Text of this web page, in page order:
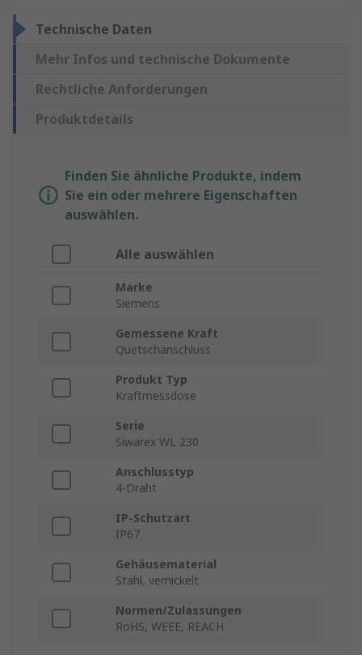
Technische Daten
Mehr Infos und technische Dokumente
Rechtliche Anforderungen
Produktdetails
Finden Sie ähnliche Produkte, indem
Sie ein oder mehrere Eigenschaften
auswählen.
Alle auswählen
Marke
Siemens
Gemessene Kraft
Quetschanschluss
Produkt Typ
Kraftmessdose
Serie
Siwarex WL 230
Anschlusstyp
4-Draht
IP-Schutzart
IP67
Gehäusematerial
Stahl, vernickelt
Normen/Zulassungen
RoHS, WEEE, REACH